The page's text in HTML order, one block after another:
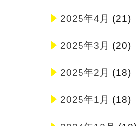
2025年4月 (21)
2025年3月 (20)
2025年2月 (18)
2025年1月 (18)